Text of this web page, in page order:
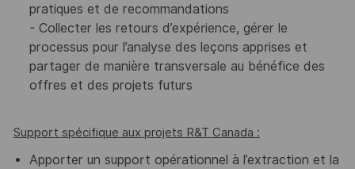
pratiques et de recommandations
- Collecter les retours d’expérience, gérer le
processus pour l’analyse des leçons apprises et
partager de manière transversale au bénéfice des
offres et des projets futurs
Support spécifique aux projets R&T Canada :
Apporter un support opérationnel à l’extraction et la